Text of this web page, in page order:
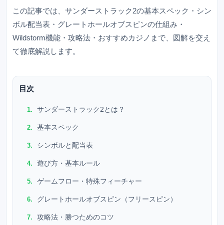
この記事では、サンダーストラック2の基本スペック・シン
ボル配当表・グレートホールオブスピンの仕組み・
Wildstorm機能・攻略法・おすすめカジノまで、図解を交え
て徹底解説します。
目次
サンダーストラック2とは？
基本スペック
シンボルと配当表
遊び方・基本ルール
ゲームフロー・特殊フィーチャー
グレートホールオブスピン（フリースピン）
攻略法・勝つためのコツ